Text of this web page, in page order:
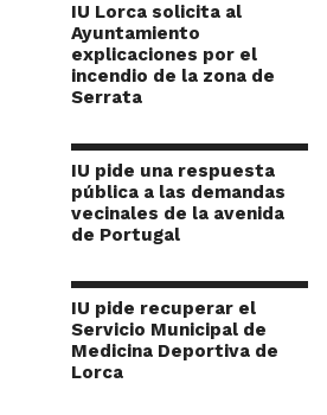
IU Lorca solicita al
Ayuntamiento
explicaciones por el
incendio de la zona de
Serrata
IU pide una respuesta
pública a las demandas
vecinales de la avenida
de Portugal
IU pide recuperar el
Servicio Municipal de
Medicina Deportiva de
Lorca